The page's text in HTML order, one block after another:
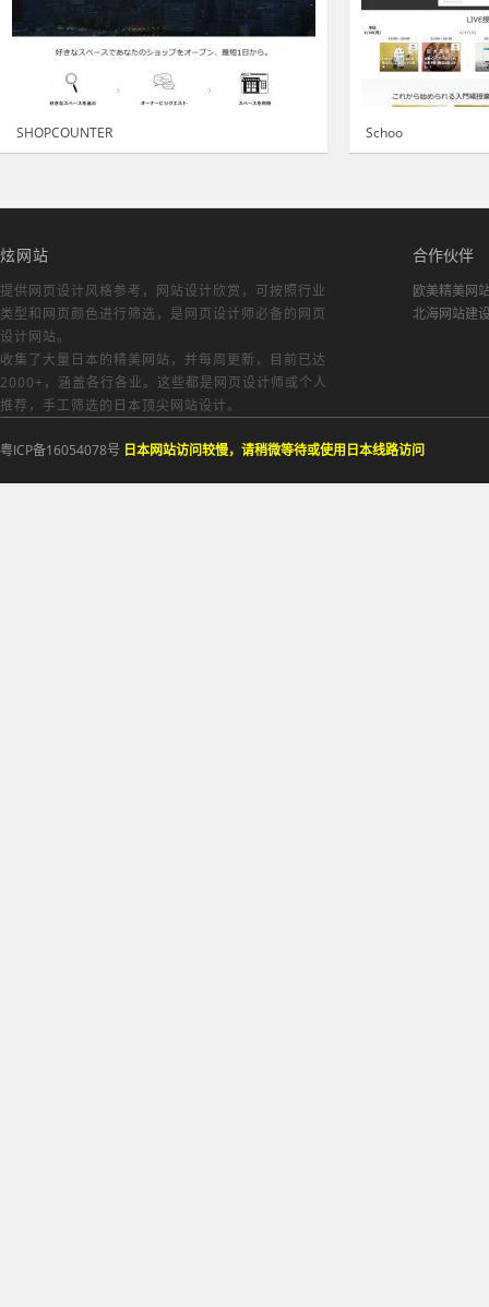
SHOPCOUNTER Schoo
炫网站
提供网页设计风格参考， 网站设计欣赏 ，可按照行业
类型和网页颜色进行筛选，是网页设计师必备的网页
设计网站。
收集了大量日本的精美网站，并每周更新，目前已达
2000+，涵盖各行各业。这些都是网页设计师或个人
推荐，手工筛选的日本顶尖网站设计。
合作伙伴
欧美精美网
北海网站建
粤ICP备16054078号 日本网站访问较慢，请稍微等待或使用日本线路访问